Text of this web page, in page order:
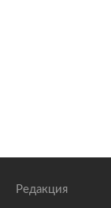
Редакция